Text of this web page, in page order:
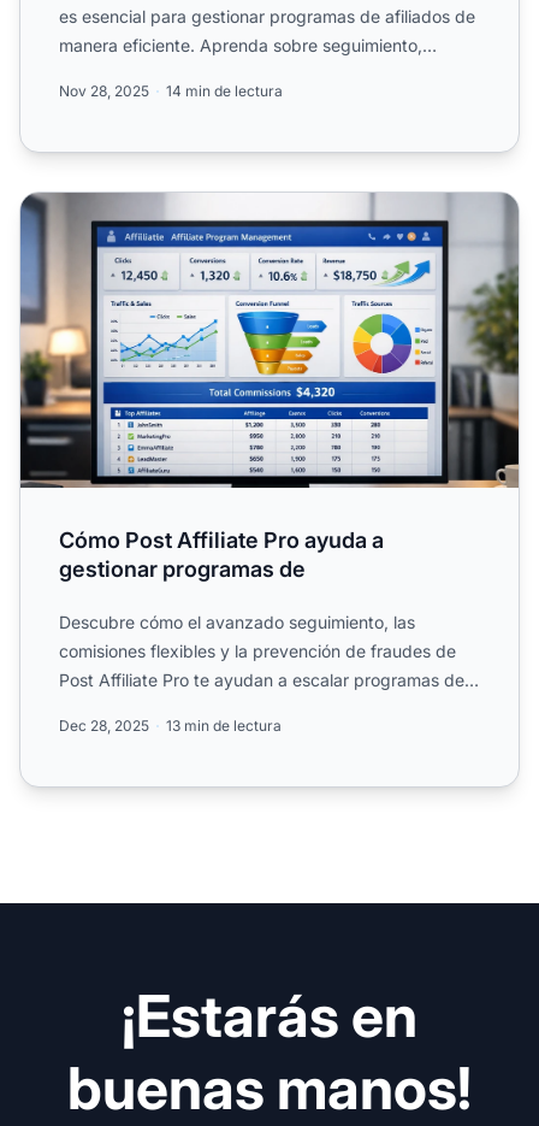
es esencial para gestionar programas de afiliados de
manera eficiente. Aprenda sobre seguimiento,
Nov 28, 2025 14 min de lectura
Cómo Post Affiliate Pro ayuda a gestionar programas de
Cómo Post Affiliate Pro ayuda a
gestionar programas de
Descubre cómo el avanzado seguimiento, las
comisiones flexibles y la prevención de fraudes de
Post Affiliate Pro te ayudan a escalar programas de
Dec 28, 2025 13 min de lectura
¡Estarás en
buenas manos!